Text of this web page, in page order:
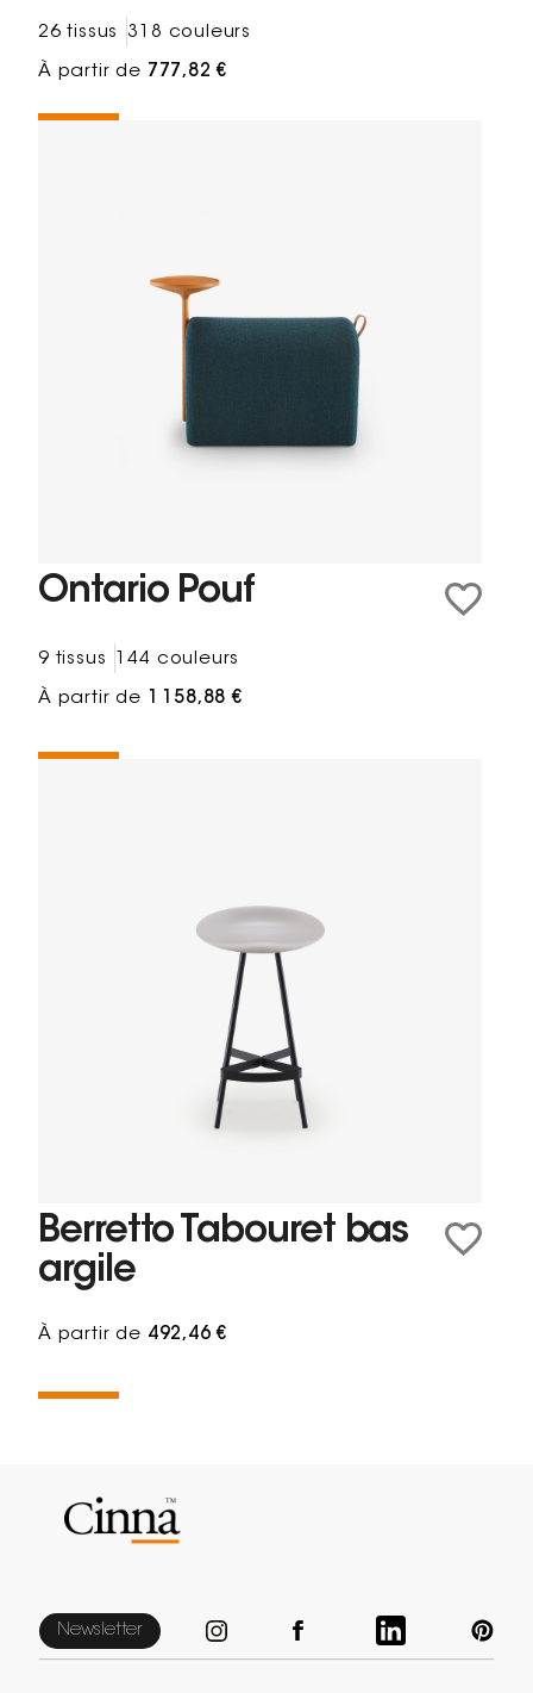
26 tissus 318 couleurs
À partir de 777,82 €
Ontario Pouf
9 tissus 144 couleurs
À partir de 1 158,88 €
Berretto Tabouret bas
argile
À partir de 492,46 €
Newsletter